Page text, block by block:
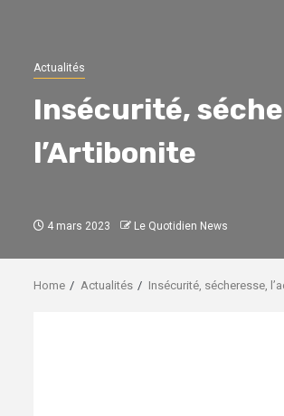
Actualités
Insécurité,
l’Artibonite
4 mars 2023 Le Quotidien News
Home Actualités Insécurité, sécheresse,